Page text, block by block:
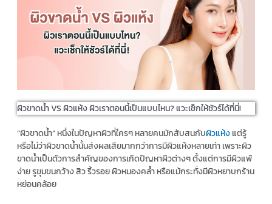
ผิวขาดน้ำ VS ผิวแห้ง ผิวเราตอนนี้เป็นแบบไหน? แวะเช็กให้ชัวร์ได้ที่นี่!
“ผิวขาดน้ำ” หนึ่งในปัญหาผิวที่ใครๆ หลายคนมักสับสนกับผิวแห้งแต่รู้
หรือไม่ว่าผิวขาดน้ำนั้นส่งผลเสียมากกว่าการมีผิวแห้งหลายเท่า เพราะผิว
ขาดน้ำเป็นตัวการสำคัญของการเกิดปัญหาผิวต่างๆ ตั้งแต่การมีผิวแพ้
ง่าย รูขุมขนกว้าง สิว ริ้วรอย ผิวหมองคล้ำ หรือแม้กระทั่งมีผิวหยาบกร้าน
หย่อนคล้อย